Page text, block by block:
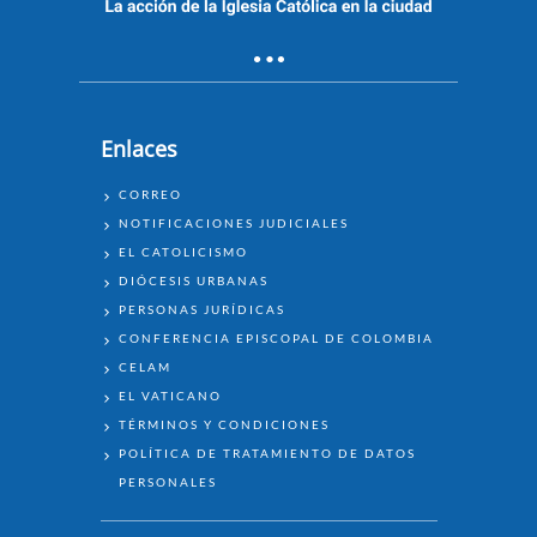
Enlaces
ENLACES
CORREO
NOTIFICACIONES JUDICIALES
EL CATOLICISMO
DIÓCESIS URBANAS
PERSONAS JURÍDICAS
CONFERENCIA EPISCOPAL DE COLOMBIA
CELAM
EL VATICANO
TÉRMINOS Y CONDICIONES
POLÍTICA DE TRATAMIENTO DE DATOS
PERSONALES